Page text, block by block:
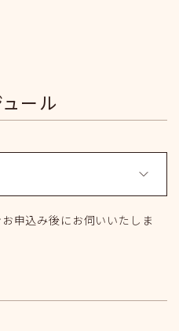
ール
申込み後にお伺いいたしま